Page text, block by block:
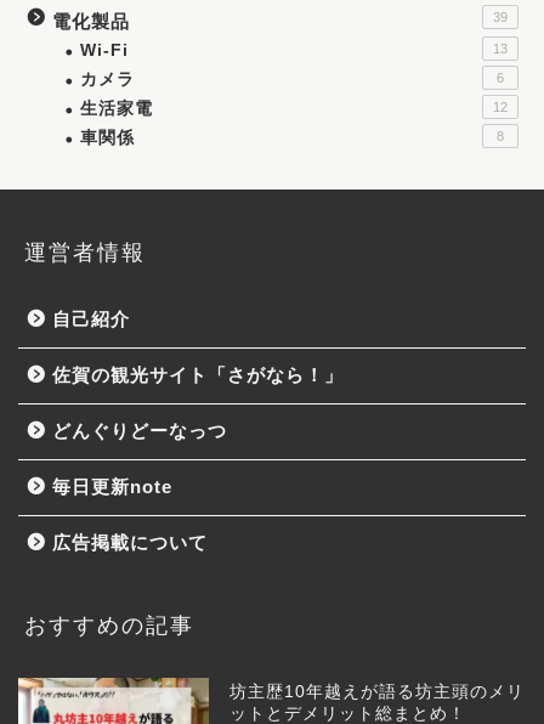
電化製品 39
Wi-Fi 13
カメラ 6
生活家電 12
車関係 8
運営者情報
自己紹介
佐賀の観光サイト「さがなら！」
どんぐりどーなっつ
毎日更新note
広告掲載について
おすすめの記事
坊主歴10年越えが語る坊主頭のメリ
ットとデメリット総まとめ！